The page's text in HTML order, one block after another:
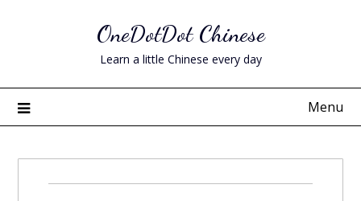
OneDotDot Chinese
Learn a little Chinese every day
Menu